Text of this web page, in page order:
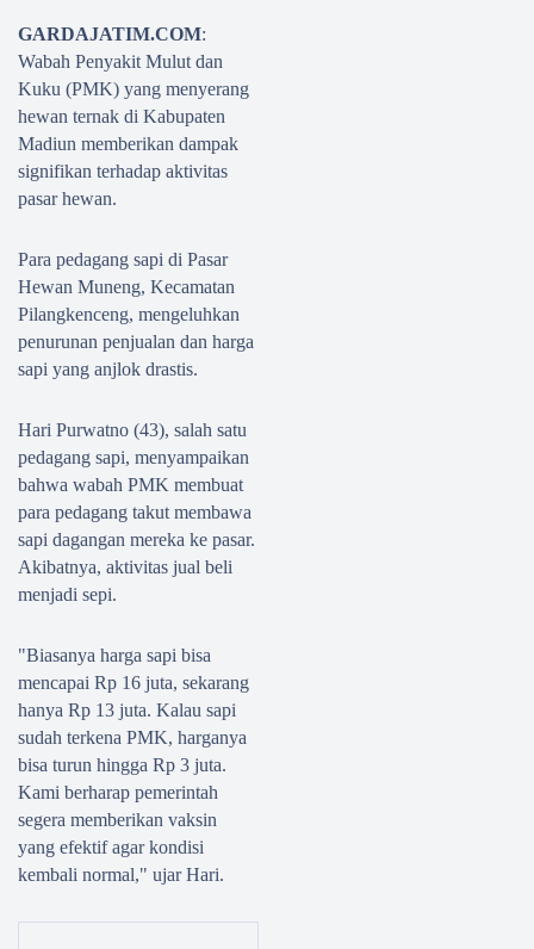
GARDAJATIM.COM:
Wabah Penyakit Mulut dan
Kuku (PMK) yang menyerang
hewan ternak di Kabupaten
Madiun memberikan dampak
signifikan terhadap aktivitas
pasar hewan.
Para pedagang sapi di Pasar
Hewan Muneng, Kecamatan
Pilangkenceng, mengeluhkan
penurunan penjualan dan harga
sapi yang anjlok drastis.
Hari Purwatno (43), salah satu
pedagang sapi, menyampaikan
bahwa wabah PMK membuat
para pedagang takut membawa
sapi dagangan mereka ke pasar.
Akibatnya, aktivitas jual beli
menjadi sepi.
"Biasanya harga sapi bisa
mencapai Rp 16 juta, sekarang
hanya Rp 13 juta. Kalau sapi
sudah terkena PMK, harganya
bisa turun hingga Rp 3 juta.
Kami berharap pemerintah
segera memberikan vaksin
yang efektif agar kondisi
kembali normal," ujar Hari.